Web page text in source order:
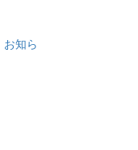
お知ら